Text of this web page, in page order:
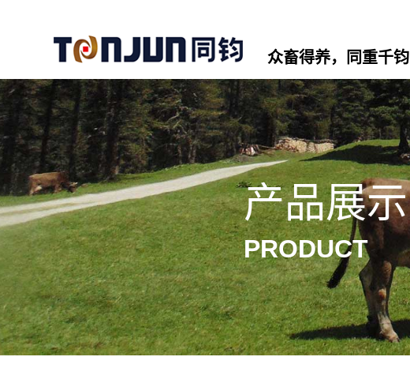
众畜得养，同重千钧
产品展示
PRODUCT